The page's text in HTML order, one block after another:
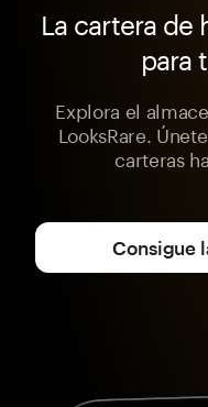
La cartera de
para
Explora el
LooksRare.
carteras
Consigue